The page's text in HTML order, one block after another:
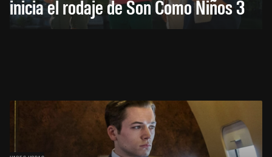
inicia el rodaje de Son Como Niños 3